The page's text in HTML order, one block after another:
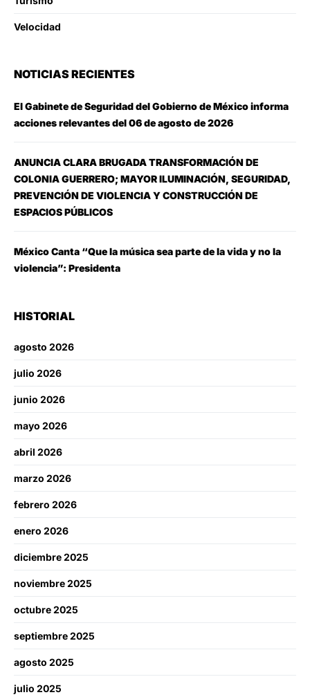
Velocidad
NOTICIAS RECIENTES
El Gabinete de Seguridad del Gobierno de México informa
acciones relevantes del 06 de agosto de 2026
ANUNCIA CLARA BRUGADA TRANSFORMACIÓN DE
COLONIA GUERRERO; MAYOR ILUMINACIÓN, SEGURIDAD,
PREVENCIÓN DE VIOLENCIA Y CONSTRUCCIÓN DE
ESPACIOS PÚBLICOS
México Canta “Que la música sea parte de la vida y no la
violencia”: Presidenta
HISTORIAL
agosto 2026
julio 2026
junio 2026
mayo 2026
abril 2026
marzo 2026
febrero 2026
enero 2026
diciembre 2025
noviembre 2025
octubre 2025
septiembre 2025
agosto 2025
julio 2025